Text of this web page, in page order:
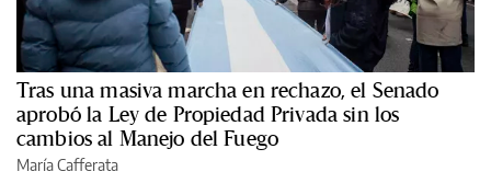
Tras una masiva marcha en rechazo, el Senado
aprobó la Ley de Propiedad Privada sin los
cambios al Manejo del Fuego
María Cafferata